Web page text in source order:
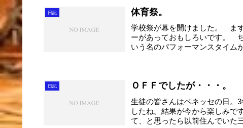
日記 体育祭。
学校祭が幕を開けました。 ま
ーがあっておもしろいです。
いう名のパフォーマンスタイム
日記 ＯＦＦでしたが・・・。
生徒の皆さんはベネッセの日。
したね。結果が今から楽しみ
て、と思ったら以前住んでいた